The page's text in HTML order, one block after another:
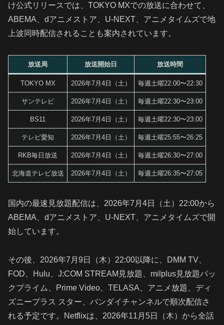
け公式リリースでは、TOKYO MXでの放送に合わせて、
ABEMA、dアニメストア、U-NEXT、アニメタイムズで地
上波同時配信されることも案内されています。
放送局 放送開始日 放送時間
TOKYO MX 2026年7月4日（土） 毎週土曜22:00〜22:30
サンテレビ 2026年7月4日（土） 毎週土曜22:30〜23:00
BS11 2026年7月4日（土） 毎週土曜22:30〜23:00
テレビ愛知 2026年7月4日（土） 毎週土曜25:55〜26:25
RKB毎日放送 2026年7月4日（土） 毎週土曜26:30〜27:00
北海道テレビ放送 2026年7月4日（土） 毎週土曜26:35〜27:05
国内の最速見放題配信は、2026年7月4日（土）22:00から
ABEMA、dアニメストア、U-NEXT、アニメタイムズで開
始しています。
その後、2026年7月9日（木）22:00以降に、DMM TV、
FOD、Hulu、J:COM STREAM見放題、milplus見放題パッ
クプライム、Prime Video、TELASA、アニメ放題、ディ
ズニープラス スター、バンダイチャンネルで順次配信さ
れる予定です。Netflixは、2026年11月5日（木）から全話